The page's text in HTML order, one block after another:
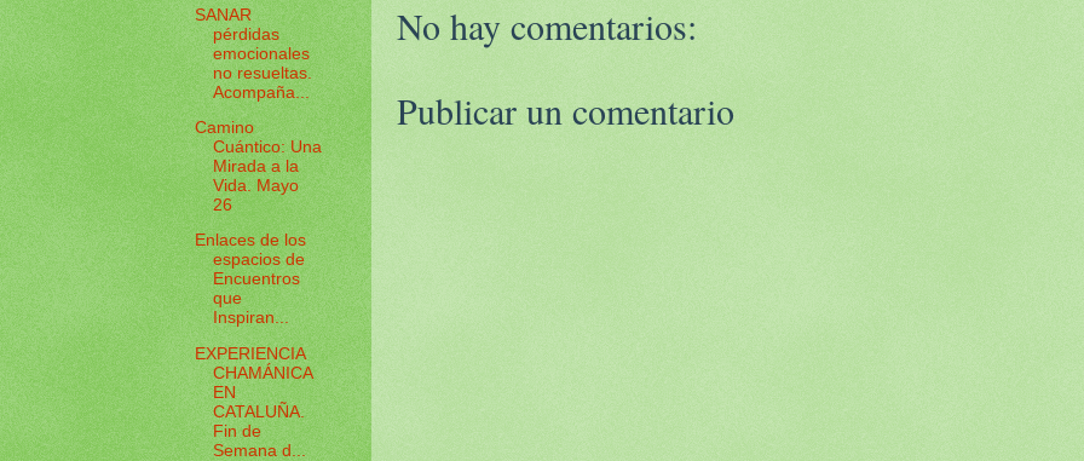
No hay comentarios:
Publicar un comentario
SANAR
pérdidas
emocionales
no resueltas.
Acompaña...
Camino
Cuántico: Una
Mirada a la
Vida. Mayo
26
Enlaces de los
espacios de
Encuentros
que
Inspiran...
EXPERIENCIA
CHAMÁNICA
EN
CATALUÑA.
Fin de
Semana d...